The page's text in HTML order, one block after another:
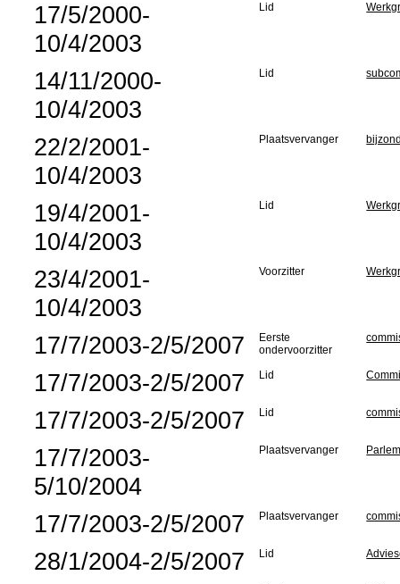
17/5/2000-
10/4/2003
Lid
14/11/2000-
10/4/2003
Lid
22/2/2001-
10/4/2003
Plaatsvervanger
19/4/2001-
10/4/2003
Lid
23/4/2001-
10/4/2003
Voorzitter
17/7/2003-2/5/2007
Eerste
ondervoorzitter
17/7/2003-2/5/2007 Lid
17/7/2003-2/5/2007 Lid
17/7/2003-
5/10/2004
Plaatsvervanger
17/7/2003-2/5/2007 Plaatsvervanger
28/1/2004-2/5/2007 Lid